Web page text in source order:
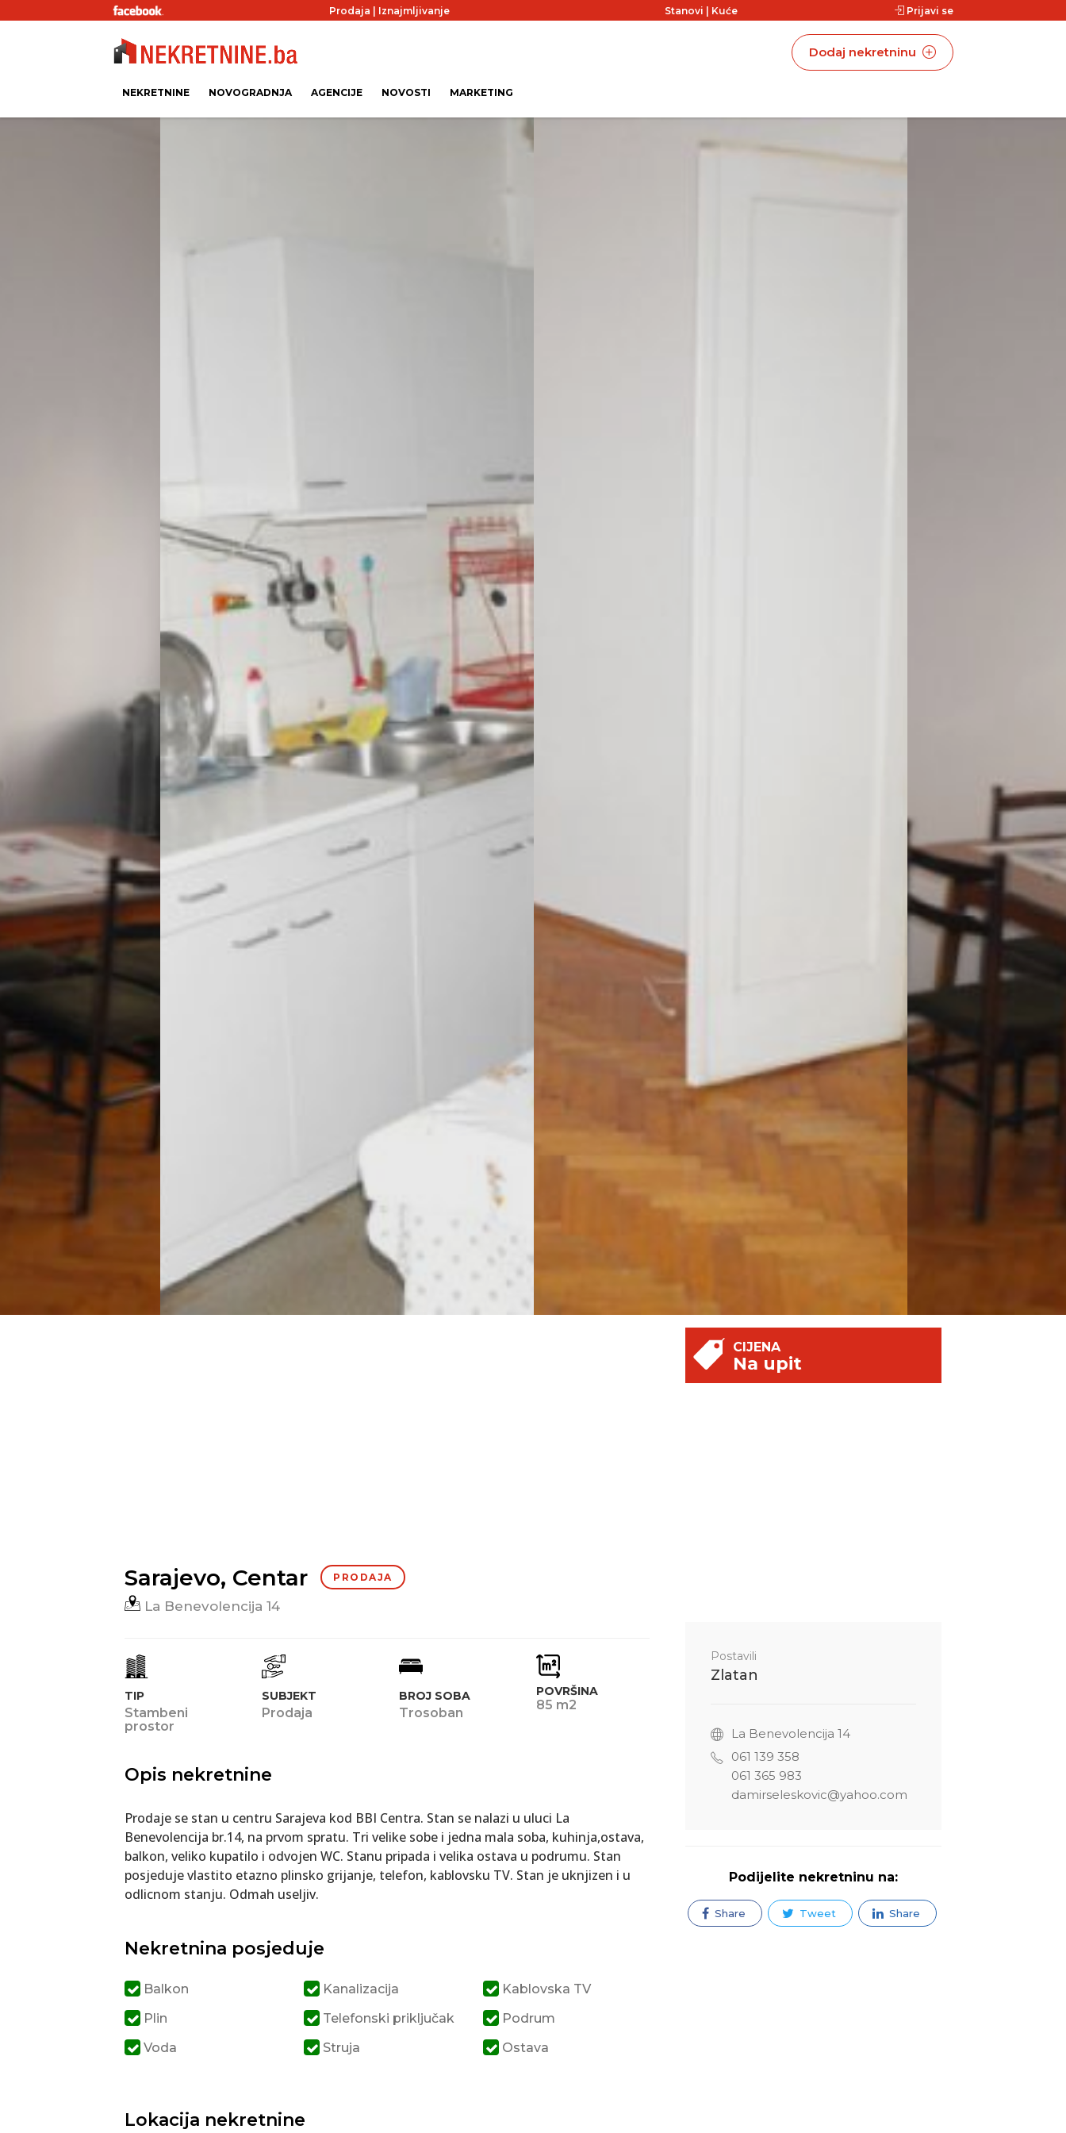
Prodaja Iznajmljivanje Stanovi Kuće Prijavi se
NEKRETNINE NOVOGRADNJA AGENCIJE NOVOSTI MARKETING
Dodaj nekretninu
Sarajevo, Centar PRODAJA
La Benevolencija 14
CIJENA
Na upit
TIP
Stambeni
prostor
SUBJEKT
Prodaja
BROJ SOBA
Trosoban
POVRŠINA
85 m2
Opis nekretnine
Prodaje se stan u centru Sarajeva kod BBI Centra. Stan se nalazi u uluci La
Benevolencija br.14, na prvom spratu. Tri velike sobe i jedna mala soba, kuhinja,ostava,
balkon, veliko kupatilo i odvojen WC. Stanu pripada i velika ostava u podrumu. Stan
posjeduje vlastito etazno plinsko grijanje, telefon, kablovsku TV. Stan je uknjizen i u
odlicnom stanju. Odmah useljiv.
Nekretnina posjeduje
Balkon
Plin
Voda
Kanalizacija
Telefonski priključak
Struja
Kablovska TV
Podrum
Ostava
Lokacija nekretnine
Postavili
Zlatan
La Benevolencija 14
061 139 358
061 365 983
damirseleskovic@yahoo.com
Podijelite nekretninu na:
Share Tweet Share